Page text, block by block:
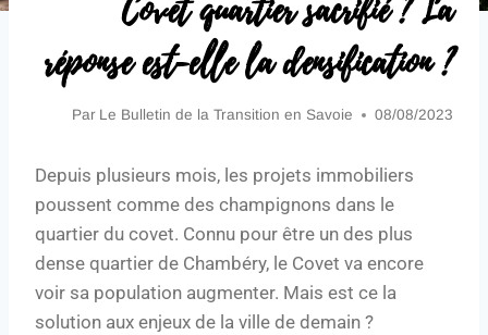
réponse est-elle la densification ?
Par Le Bulletin de la Transition en Savoie 08/08/2023
Depuis plusieurs mois, les projets immobiliers
poussent comme des champignons dans le
quartier du covet. Connu pour être un des plus
dense quartier de Chambéry, le Covet va encore
voir sa population augmenter. Mais est ce la
solution aux enjeux de la ville de demain ?